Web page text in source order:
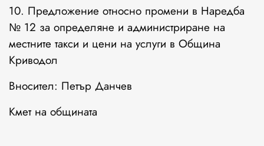
10. Предложение относно промени в Наредба
№ 12 за определяне и администриране на
местните такси и цени на услуги в Община
Криводол
Вносител: Петър Данчев
Кмет на общината